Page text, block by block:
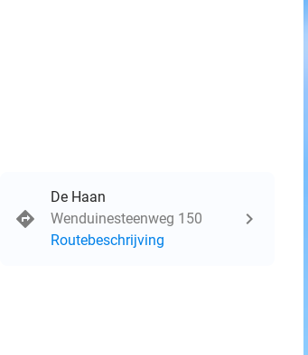
De Haan
Wenduinesteenweg 150
Routebeschrijving